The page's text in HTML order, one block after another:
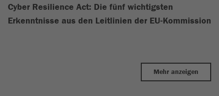
Cyber Resilience Act: Die fünf wichtigsten
Erkenntnisse aus den Leitlinien der EU-Kommission
Mehr anzeigen